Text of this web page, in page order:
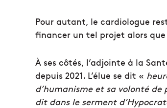
Pour autant, le cardiologue
financer un tel projet alors
À ses côtés, l’adjointe à la
depuis 2021. L’élue se dit «
d’humanisme et sa volonté
dit dans le serment